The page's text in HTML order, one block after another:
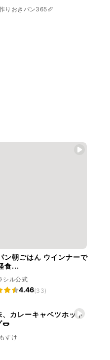
りおきパン365🥖
ン朝ごはん ウインナーで
食...
シル公式
4.46(33)
、カレーキャベツホット
🌭
すけ